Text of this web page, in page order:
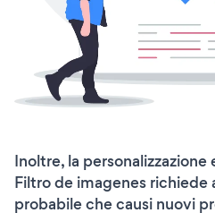
Inoltre, la
Filtro de imagenes
probabile che causi nuovi